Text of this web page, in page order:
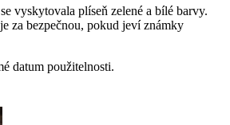
vyskytovala plíseň zelené a bílé barvy.
za bezpečnou, pokud jeví známky
datum použitelnosti.